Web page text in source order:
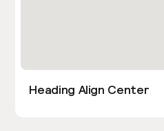
Heading Align Center